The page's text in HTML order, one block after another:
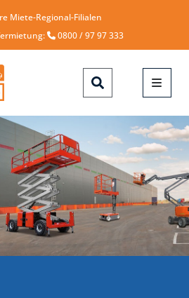
Miete-Regional-Filialen
0800 / 97 97 333